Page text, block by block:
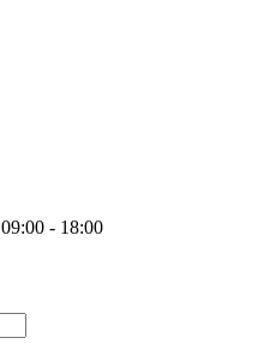
09:00 - 18:00